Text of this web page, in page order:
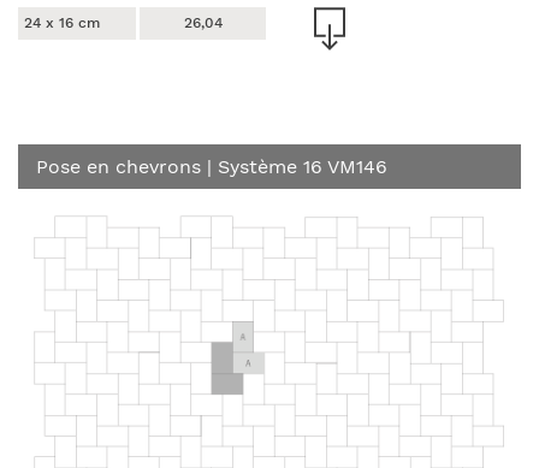
24 x 16 cm 26,04
Pose en chevrons | Système 16 VM146